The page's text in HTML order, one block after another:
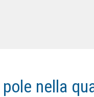
nella